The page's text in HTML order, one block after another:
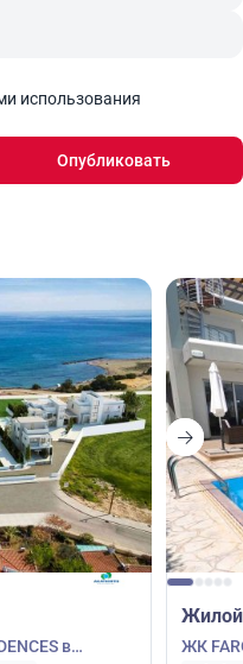
использования
Опубликовать
в
ЖК